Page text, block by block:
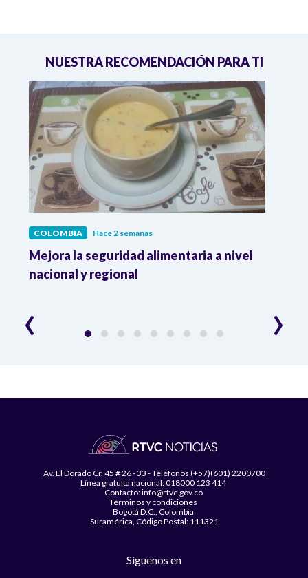
NUESTRA RECOMENDACIÓN PARA TI
COLOMBIA Hace 2 semanas
Mejora la seguridad alimentaria a nivel
nacional y regional
‹ ›
Av. El Dorado Cr. 45 # 26 - 33 - Teléfonos (+57)(601) 2200700
Línea gratuita nacional: 018000 123 414
Contacto: info@rtvc.gov.co
Términos y condiciones
Bogotá D.C., Colombia
Suramérica, Código Postal: 111321
Síguenos en